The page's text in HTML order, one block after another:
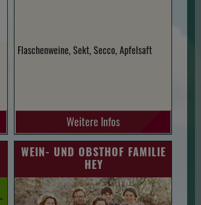
Flaschenweine, Sekt, Secco, Apfelsaft
Weitere Infos
WEIN- UND OBSTHOF FAMILIE
HEY